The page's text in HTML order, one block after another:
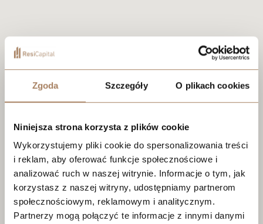
Zgoda Szczegóły O plikach cookies
Niniejsza strona korzysta z plików cookie
Wykorzystujemy pliki cookie do spersonalizowania treści
i reklam, aby oferować funkcje społecznościowe i
analizować ruch w naszej witrynie. Informacje o tym, jak
korzystasz z naszej witryny, udostępniamy partnerom
społecznościowym, reklamowym i analitycznym.
Partnerzy mogą połączyć te informacje z innymi danymi